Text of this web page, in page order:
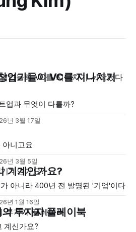
업가들이 VC를 지나치기
업과 무엇이 다를까?
년 3월 17일
아니고요
년 3월 5일
기계인가요?
아니라 400년 전 발명된 '기업'이다
년 1월 16일
투자자 플레이북
계신가요?